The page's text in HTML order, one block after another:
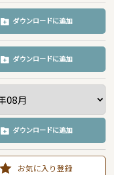
ダウンロードに追加
ダウンロードに追加
ダウンロードに追加
お気に入り登録